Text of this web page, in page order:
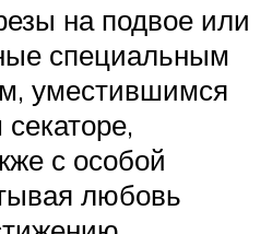
на подвое или
специальным
уместившимся
с особой
любовь